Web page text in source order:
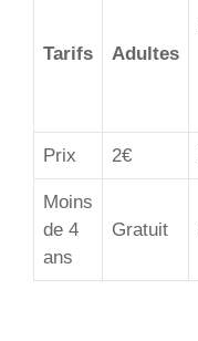
Tarifs Adultes
Prix 2€
Moins
de 4
ans
Gratuit